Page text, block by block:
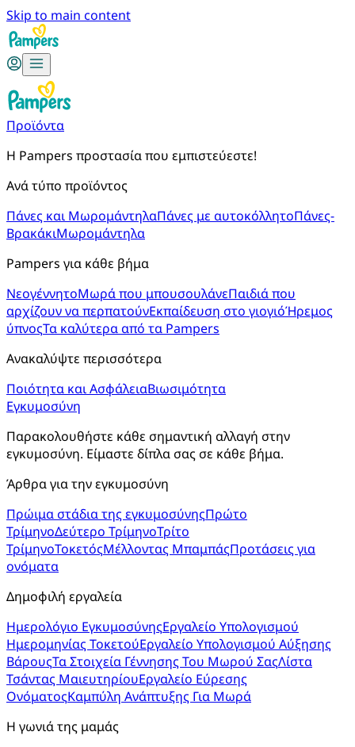
Skip to main content
Προϊόντα
Η Pampers προστασία που εμπιστεύεστε!
Ανά τύπο προϊόντος
Πάνες και ΜωρομάντηλαΠάνες με αυτοκόλλητοΠάνες-
ΒρακάκιΜωρομάντηλα
Pampers για κάθε βήμα
ΝεογέννητοΜωρά που μπουσουλάνεΠαιδιά που
αρχίζουν να περπατούνΕκπαίδευση στο γιογιόΉρεμος
ύπνοςΤα καλύτερα από τα Pampers
Ανακαλύψτε περισσότερα
Ποιότητα και ΑσφάλειαΒιωσιμότητα
Εγκυμοσύνη
Παρακολουθήστε κάθε σημαντική αλλαγή στην
εγκυμοσύνη. Είμαστε δίπλα σας σε κάθε βήμα.
Άρθρα για την εγκυμοσύνη
Πρώιμα στάδια της εγκυμοσύνηςΠρώτο
ΤρίμηνοΔεύτερο ΤρίμηνοΤρίτο
ΤρίμηνοΤοκετόςΜέλλοντας ΜπαμπάςΠροτάσεις για
ονόματα
Δημοφιλή εργαλεία
Ημερολόγιο ΕγκυμοσύνηςΕργαλείο Υπολογισμού
Ημερομηνίας ΤοκετούΕργαλείο Υπολογισμού Αύξησης
ΒάρουςΤα Στοιχεία Γέννησης Του Μωρού ΣαςΛίστα
Τσάντας ΜαιευτηρίουΕργαλείο Εύρεσης
ΟνόματοςΚαμπύλη Ανάπτυξης Για Μωρά
Η γωνιά της μαμάς